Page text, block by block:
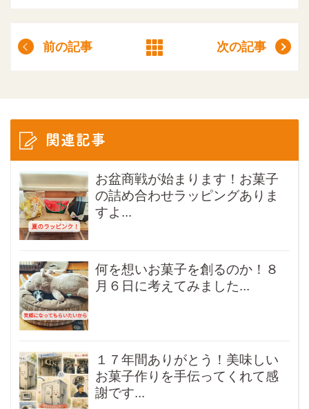
前の記事 次の記事
関連記事
お盆商戦が始まります！お菓子
の詰め合わせラッピングありま
すよ...
何を想いお菓子を創るのか！８
月６日に考えてみました...
１７年間ありがとう！美味しい
お菓子作りを手伝ってくれて感
謝です...